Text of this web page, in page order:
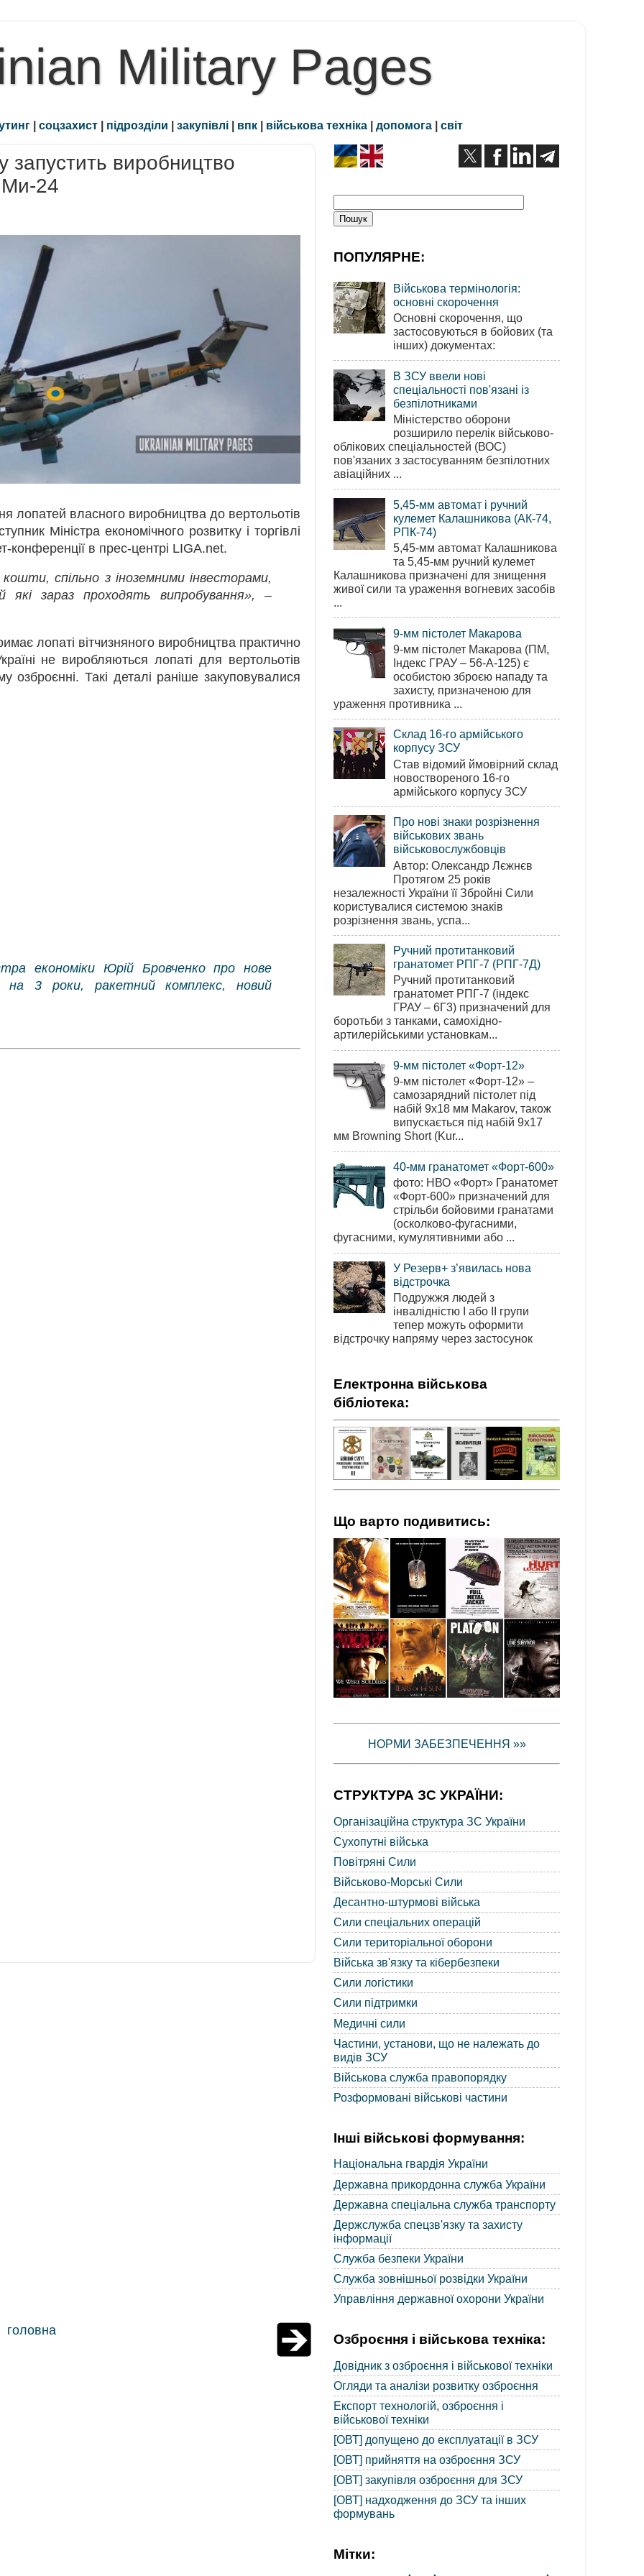
Military Pages
| соцзахист | підрозділи | закупівлі | впк | військова техніка | допомога | світ
запустить виробництво
Ми-24
лопатей власного виробництва до вертольотів
Міністра економічного розвитку і торгівлі
конференції в прес-центрі LIGA.net.
спільно з іноземними інвесторами,
які зараз проходять випробування», –
лопаті вітчизняного виробництва практично
не виробляються лопаті для вертольотів
озброєнні. Такі деталі раніше закуповувалися
економіки Юрій Бровченко про нове
на 3 роки, ракетний комплекс, новий
головна
ПОПУЛЯРНЕ:
Військова термінологія:
основні скорочення
Основні скорочення, що
застосовуються в бойових (та
інших) документах:
В ЗСУ ввели нові
спеціальності пов'язані із
безпілотниками
Міністерство оборони
розширило перелік військово-
облікових спеціальностей (ВОС)
пов'язаних з застосуванням безпілотних
авіаційних ...
5,45-мм автомат і ручний
кулемет Калашникова (АК-74,
РПК-74)
5,45-мм автомат Калашникова
та 5,45-мм ручний кулемет
Калашникова призначені для знищення
живої сили та ураження вогневих засобів
...
9-мм пістолет Макарова
9-мм пістолет Макарова (ПМ,
Індекс ГРАУ – 56-А-125) є
особистою зброєю нападу та
захисту, призначеною для
ураження противника ...
Склад 16-го армійського
корпусу ЗСУ
Став відомий ймовірний склад
новоствореного 16-го
армійського корпусу ЗСУ
Про нові знаки розрізнення
військових звань
військовослужбовців
Автор: Олександр Лєжнєв
Протягом 25 років
незалежності України її Збройні Сили
користувалися системою знаків
розрізнення звань, успа...
Ручний протитанковий
гранатомет РПГ-7 (РПГ-7Д)
Ручний протитанковий
гранатомет РПГ-7 (індекс
ГРАУ – 6Г3) призначений для
боротьби з танками, самохідно-
артилерійськими установкам...
9-мм пістолет «Форт-12»
9-мм пістолет «Форт-12» –
самозарядний пістолет під
набій 9х18 мм Makarov, також
випускається під набій 9х17
мм Browning Short (Kur...
40-мм гранатомет «Форт-600»
фото: НВО «Форт» Гранатомет
«Форт-600» призначений для
стрільби бойовими гранатами
(осколково-фугасними,
фугасними, кумулятивними або ...
У Резерв+ з’явилась нова
відстрочка
Подружжя людей з
інвалідністю І або ІІ групи
тепер можуть оформити
відстрочку напряму через застосунок
Електронна військова
бібліотека:
Що варто подивитись:
НОРМИ ЗАБЕЗПЕЧЕННЯ »»
СТРУКТУРА ЗС УКРАЇНИ:
Організаційна структура ЗС України
Сухопутні війська
Повітряні Сили
Військово-Морські Сили
Десантно-штурмові війська
Сили спеціальних операцій
Сили територіальної оборони
Війська зв'язку та кібербезпеки
Сили логістики
Сили підтримки
Медичні сили
Частини, установи, що не належать до
видів ЗСУ
Військова служба правопорядку
Розформовані військові частини
Інші військові формування:
Національна гвардія України
Державна прикордонна служба України
Державна спеціальна служба транспорту
Держслужба спецзв'язку та захисту
інформації
Служба безпеки України
Служба зовнішньої розвідки України
Управління державної охорони України
Озброєння і військова техніка:
Довідник з озброєння і військової техніки
Огляди та аналізи розвитку озброєння
Експорт технологій, озброєння і
військової техніки
[ОВТ] допущено до експлуатації в ЗСУ
[ОВТ] прийняття на озброєння ЗСУ
[ОВТ] закупівля озброєння для ЗСУ
[ОВТ] надходження до ЗСУ та інших
формувань
Мітки: